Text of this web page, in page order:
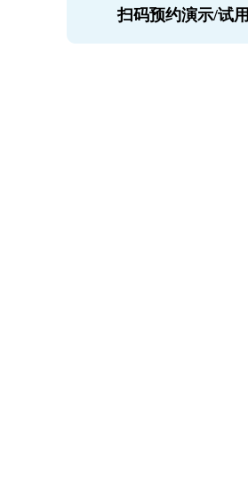
扫码预约演示/试用